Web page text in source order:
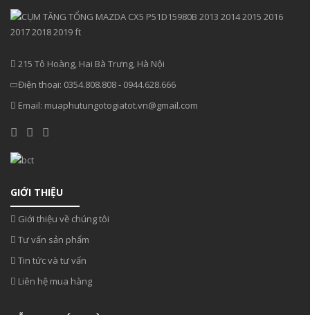
215 Tô Hoàng, Hai Bà Trưng, Hà Nội
Điện thoại: 0354.808.808- 0944.628.666
Email: muaphutungotogiatot.vn@gmail.com
GIỚI THIỆU
Giới thiệu về chúng tôi
Tư vấn sản phẩm
Tin tức và tư vấn
Liên hệ mua hàng